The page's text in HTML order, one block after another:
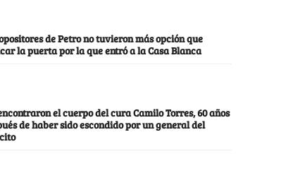
de Petro no tuvieron más opción que
la puerta por la que entró a la Casa Blanca
el cuerpo del cura Camilo Torres, 60 años
de haber sido escondido por un general del